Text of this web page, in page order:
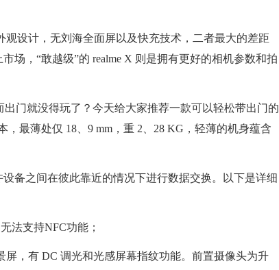
观设计，无刘海全面屏以及快充技术，二者最大的差距
场，“敢越级”的 realme X 则是拥有更好的相机参数和拍
门就没得玩了？今天给大家推荐一款可以轻松带出门的
，最薄处仅 18、9 mm，重 2、28 KG，轻薄的机身蕴含
备之间在彼此靠近的情况下进行数据交换。以下是详细
法支持NFC功能；
屏，有 DC 调光和光感屏幕指纹功能。前置摄像头为升